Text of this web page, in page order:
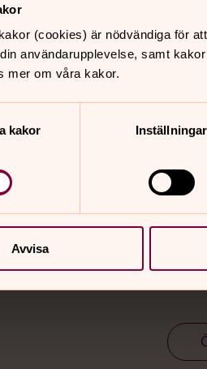
(cookies) är nödvändiga för
användarupplevelse, samt
mer om våra kakor.
kakor
Inställningar
Avvisa